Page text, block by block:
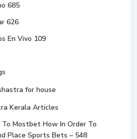
685
626
En Vivo 109
for house
Kerala Articles
Mostbet How In Order To
Place Sports Bets – 548